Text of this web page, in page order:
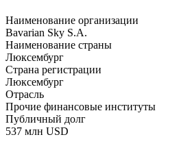
Наименование организации
Bavarian Sky S.A.
Наименование страны
Люксембург
Страна регистрации
Люксембург
Отрасль
Прочие финансовые институты
Публичный долг
537 млн USD